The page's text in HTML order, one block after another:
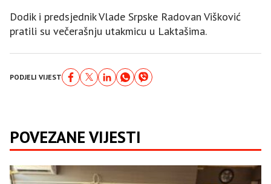
Dodik i predsjednik Vlade Srpske Radovan Višković
pratili su večerašnju utakmicu u Laktašima.
PODJELI VIJEST
POVEZANE VIJESTI